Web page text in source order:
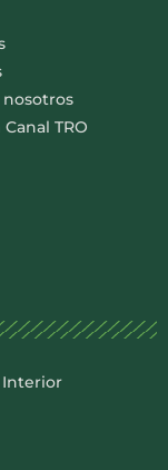
nosotros
TRO
Interior